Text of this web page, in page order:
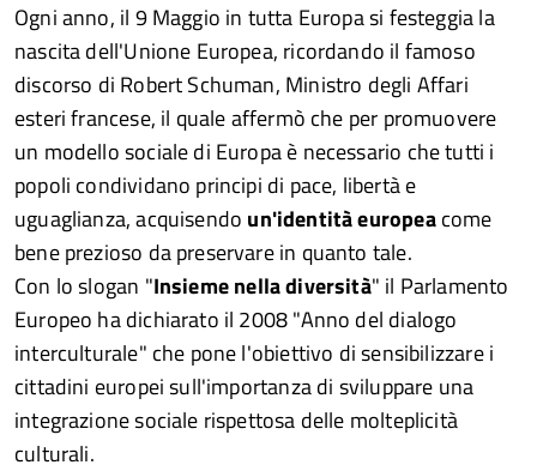
Ogni anno, il 9 Maggio in tutta Europa si festeggia la
nascita dell'Unione Europea, ricordando il famoso
discorso di Robert Schuman, Ministro degli Affari
esteri francese, il quale affermò che per promuovere
un modello sociale di Europa è necessario che tutti i
popoli condividano principi di pace, libertà e
uguaglianza, acquisendo un'identità europeacome
bene prezioso da preservare in quanto tale.
Con lo slogan "Insieme nella diversità" il Parlamento
Europeo ha dichiarato il 2008 "Anno del dialogo
interculturale" che pone l'obiettivo di sensibilizzare i
cittadini europei sull'importanza di sviluppare una
integrazione sociale rispettosa delle molteplicità
culturali.